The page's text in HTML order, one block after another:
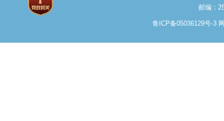
邮编：
鲁ICP备05036129号-3